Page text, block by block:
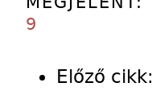
9
Előző cikk: